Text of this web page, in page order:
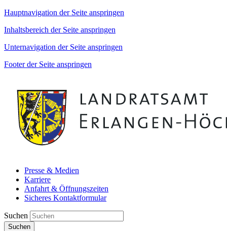
Hauptnavigation der Seite anspringen
Inhaltsbereich der Seite anspringen
Unternavigation der Seite anspringen
Footer der Seite anspringen
Presse & Medien
Karriere
Anfahrt & Öffnungszeiten
Sicheres Kontaktformular
Suchen
Suchen